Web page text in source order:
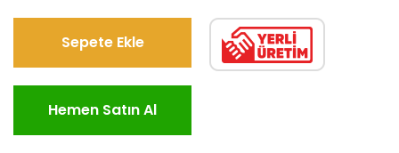
Sepete Ekle
Hemen Satın Al